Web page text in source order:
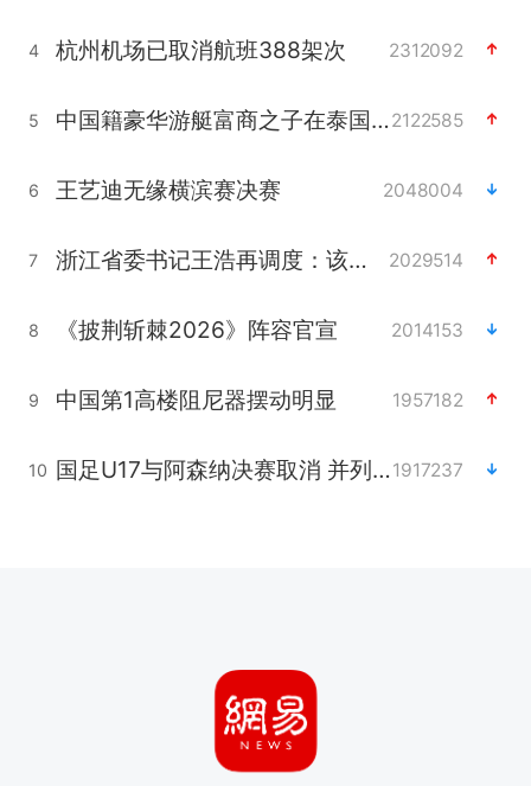
4 杭州机场已取消航班388架次 2312092
5 中国籍豪华游艇富商之子在泰国被杀2122585
6 王艺迪无缘横滨赛决赛 2048004
7 浙江省委书记王浩再调度：该停下的坚决停下来，让社会面静下来 2029514
8 《披荆斩棘2026》阵容官宣 2014153
9 中国第1高楼阻尼器摆动明显 1957182
10 国足U17与阿森纳决赛取消 并列冠军1917237